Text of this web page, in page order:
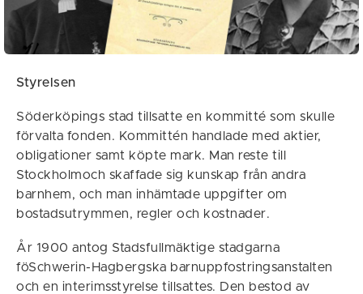
Styrelsen
Söderköpings stad tillsatte en kommitté som skulle
förvalta fonden. Kommittén handlade med aktier,
obligationer samt köpte mark. Man reste till
Stockholmoch skaffade sig kunskap från andra
barnhem, och man inhämtade uppgifter om
bostadsutrymmen, regler och kostnader.
År 1900 antog Stadsfullmäktige stadgarna
föSchwerin-Hagbergska barnuppfostringsanstalten
och en interimsstyrelse tillsattes. Den bestod av